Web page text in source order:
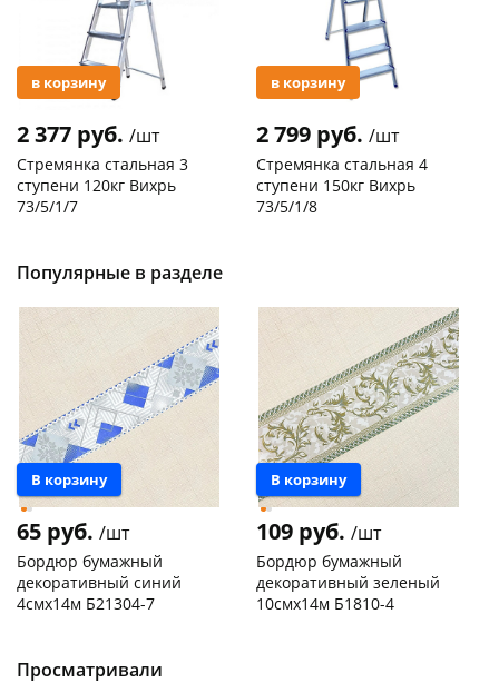
в корзину
2 377 руб. /шт
Стремянка стальная 3
ступени 120кг Вихрь
73/5/1/7
в корзину
2 799 руб. /шт
Стремянка стальная 4
ступени 150кг Вихрь
73/5/1/8
Популярные в разделе
В корзину
65 руб. /шт
Бордюр бумажный
декоративный синий
4смх14м Б21304-7
В корзину
109 руб. /шт
Бордюр бумажный
декоративный зеленый
10смх14м Б1810-4
Просматривали